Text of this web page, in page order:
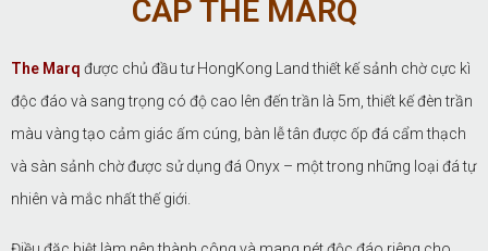
CẤP THE MARQ
The Marq được chủ đầu tư HongKong Land thiết kế sảnh chờ cực kì
độc đáo và sang trọng có độ cao lên đến trần là 5m, thiết kế đèn trần
màu vàng tạo cảm giác ấm cúng, bàn lễ tân được ốp đá cẩm thạch
và sàn sảnh chờ được sử dụng đá Onyx – một trong những loại đá tự
nhiên và mắc nhất thế giới.